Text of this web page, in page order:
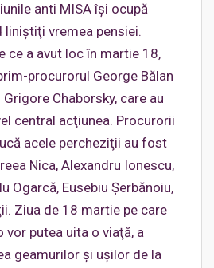
anti MISA îşi ocupă
vremea pensiei.
ce a avut loc în martie 18,
procurorul George Bălan
Chaborsky, care au
central acţiunea. Procurorii
acele percheziţii au fost
Nica, Alexandru Ionescu,
Ogarcă, Eusebiu Şerbănoiu,
Ziua de 18 martie pe care
vor putea uita o viaţă, a
geamurilor şi uşilor de la